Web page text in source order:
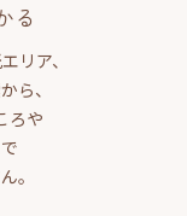
る
リア、
ら、
ろや
。